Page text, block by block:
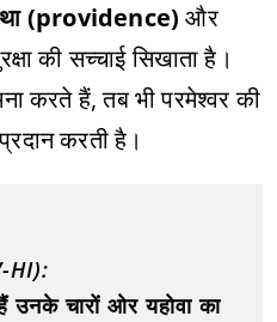
(providence) और
की सच्चाई सिखाता है।
करते हैं, तब भी परमेश्‍वर की
करती है।
HI):
उनके चारों ओर यहोवा का